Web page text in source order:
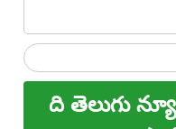
ది తెలుగు